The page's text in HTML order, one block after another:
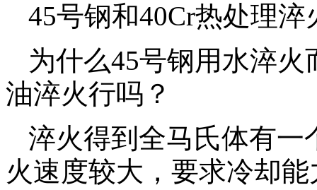
45号钢和40Cr热处理淬
为什么45号钢用水淬
油淬火行吗？
淬火得到全马氏体有一
火速度较大，要求冷却